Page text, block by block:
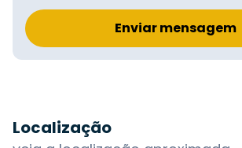
Enviar mensagem
Localização